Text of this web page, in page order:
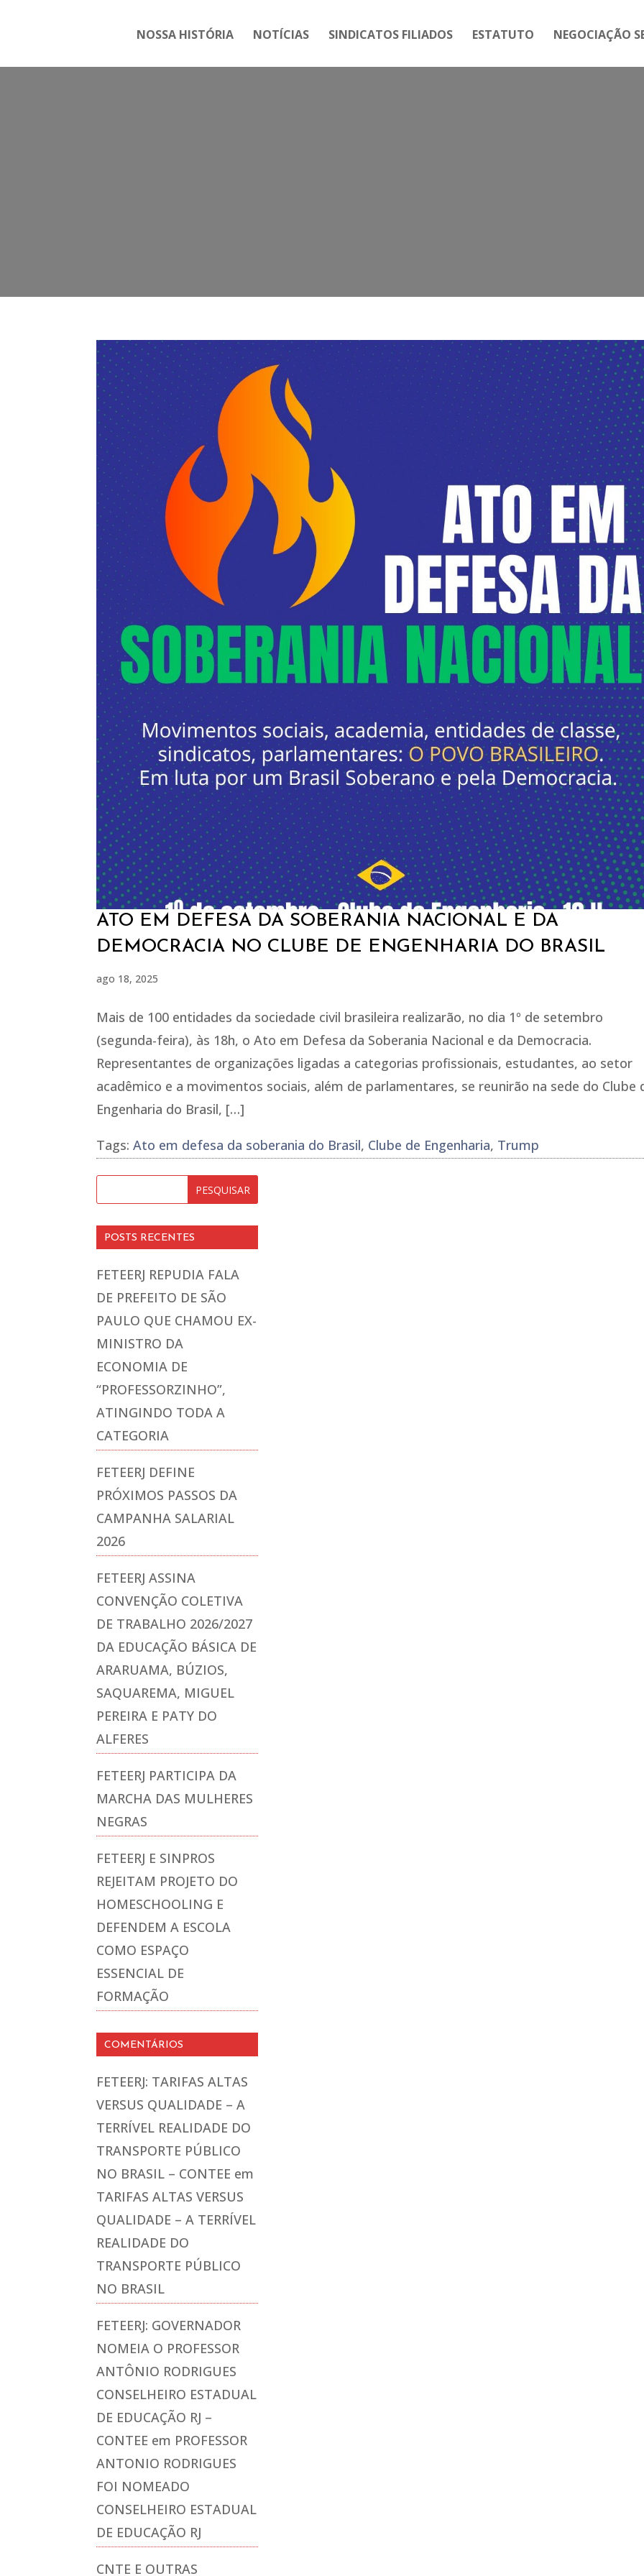
NOSSA HISTÓRIA NOTÍCIAS SINDICATOS FILIADOS ESTATUTO NEGOCIAÇÃO
ATO EM DEFESA DA SOBERANIA NACIONAL E DA
DEMOCRACIA NO CLUBE DE ENGENHARIA DO BRASIL
ago 18, 2025
Mais de 100 entidades da sociedade civil brasileira realizarão, no dia 1º de setembro
(segunda-feira), às 18h, o Ato em Defesa da Soberania Nacional e da Democracia.
Representantes de organizações ligadas a categorias profissionais, estudantes, ao setor
acadêmico e a movimentos sociais, além de parlamentares, se reunirão na sede do Clube
Engenharia do Brasil, […]
Tags:Ato em defesa da soberania do Brasil, Clube de Engenharia, Trump
POSTS RECENTES
FETEERJ REPUDIA FALA
DE PREFEITO DE SÃO
PAULO QUE CHAMOU EX-
MINISTRO DA
ECONOMIA DE
“PROFESSORZINHO”,
ATINGINDO TODA A
CATEGORIA
FETEERJ DEFINE
PRÓXIMOS PASSOS DA
CAMPANHA SALARIAL
2026
FETEERJ ASSINA
CONVENÇÃO COLETIVA
DE TRABALHO 2026/2027
DA EDUCAÇÃO BÁSICA DE
ARARUAMA, BÚZIOS,
SAQUAREMA, MIGUEL
PEREIRA E PATY DO
ALFERES
FETEERJ PARTICIPA DA
MARCHA DAS MULHERES
NEGRAS
FETEERJ E SINPROS
REJEITAM PROJETO DO
HOMESCHOOLING E
DEFENDEM A ESCOLA
COMO ESPAÇO
ESSENCIAL DE
FORMAÇÃO
COMENTÁRIOS
FETEERJ: TARIFAS ALTAS
VERSUS QUALIDADE – A
TERRÍVEL REALIDADE DO
TRANSPORTE PÚBLICO
NO BRASIL – CONTEE em
TARIFAS ALTAS VERSUS
QUALIDADE – A TERRÍVEL
REALIDADE DO
TRANSPORTE PÚBLICO
NO BRASIL
FETEERJ: GOVERNADOR
NOMEIA O PROFESSOR
ANTÔNIO RODRIGUES
CONSELHEIRO ESTADUAL
DE EDUCAÇÃO RJ –
CONTEE em PROFESSOR
ANTONIO RODRIGUES
FOI NOMEADO
CONSELHEIRO ESTADUAL
DE EDUCAÇÃO RJ
CNTE E OUTRAS